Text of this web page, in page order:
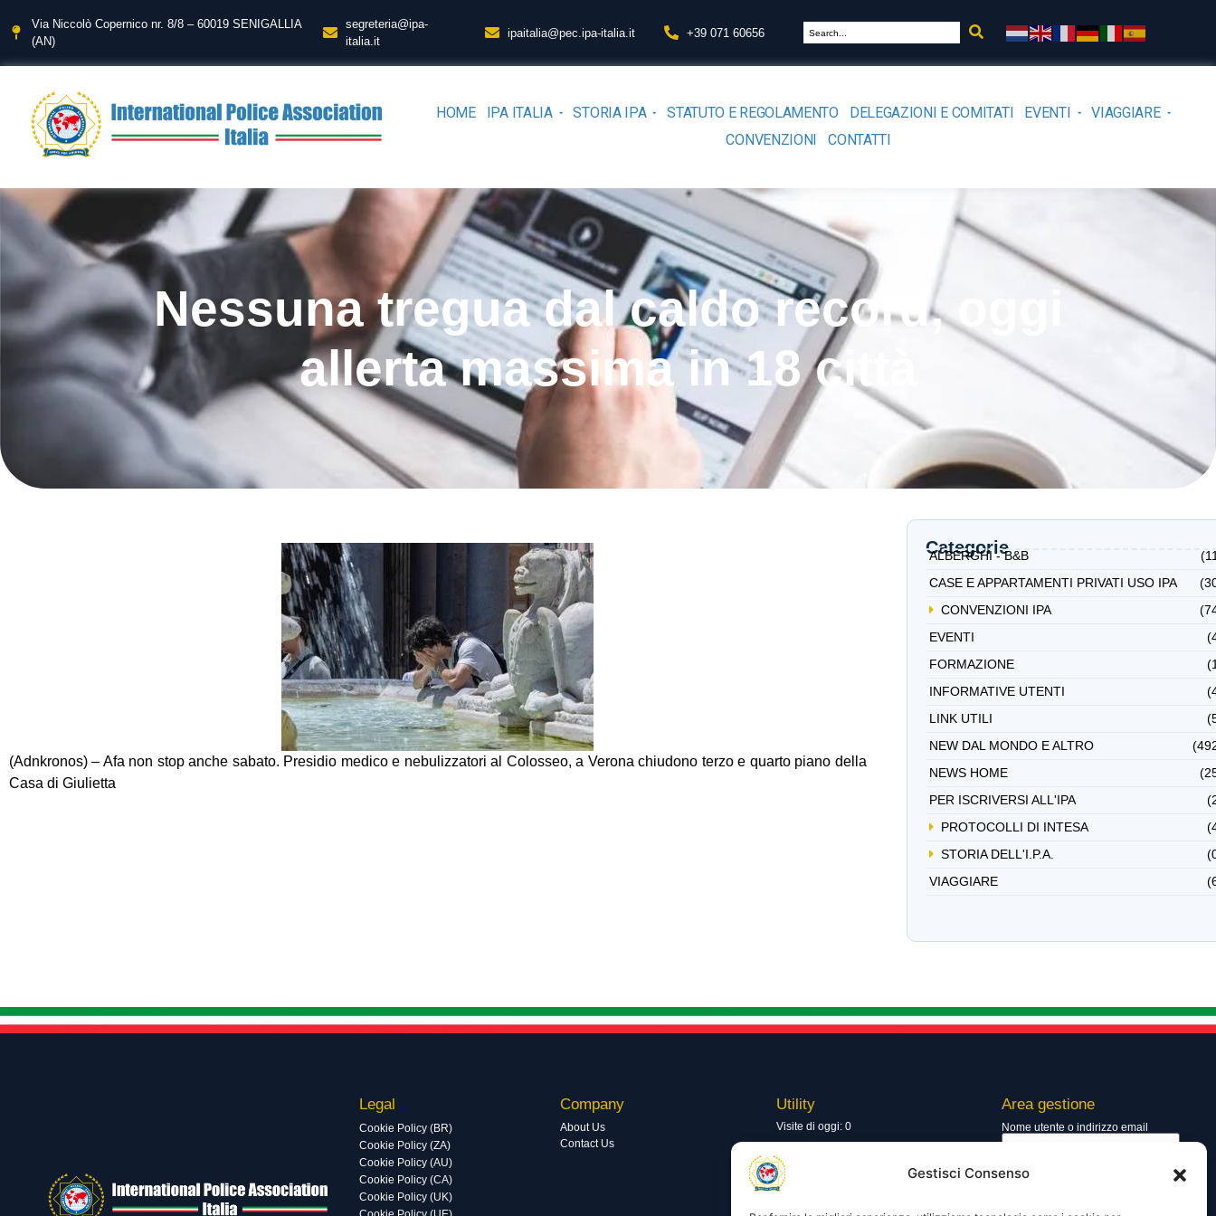
Gestisci Consenso
Via Niccolò Copernico nr. 8/8 – 60019 SENIGALLIA
(AN)
segreteria@ipa-
italia.it
ipaitalia@pec.ipa-italia.it +39 071 60656
HOME IPA ITALIA STORIA IPA STATUTO E REGOLAMENTO DELEGAZIONI E COMITATI EVENTI
VIAGGIARE
CONVENZIONI
CONTATTI
Nessuna tregua dal caldo record, oggi
allerta massima in 18 città
(Adnkronos) – Afa non stop anche sabato. Presidio medico e nebulizzatori al Colosseo, a Verona chiudono terzo e quarto piano della
Casa di Giulietta
Categorie
ALBERGHI - B&B
CASE E APPARTAMENTI PRIVATI USO IPA
CONVENZIONI IPA
EVENTI
FORMAZIONE
INFORMATIVE UTENTI
LINK UTILI
NEW DAL MONDO E ALTRO
NEWS HOME
PER ISCRIVERSI ALL'IPA
PROTOCOLLI DI INTESA
STORIA DELL'I.P.A.
VIAGGIARE
Legal
Cookie Policy (BR)
Cookie Policy (ZA)
Cookie Policy (AU)
Cookie Policy (CA)
Cookie Policy (UK)
Company
About Us
Contact Us
Utility
Visite di oggi: 0
Visite totali: 13748
Area gestione
Nome utente o indirizzo email